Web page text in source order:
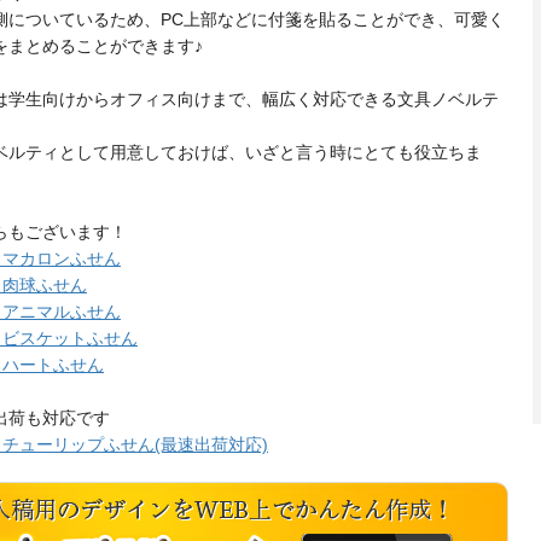
についているため、PC上部などに付箋を貼ることができ、可愛く
まとめることができます♪
学生向けからオフィス向けまで、幅広く対応できる文具ノベルテ
ルティとして用意しておけば、いざと言う時にとても役立ちま
ございます！
カロンふせん
球ふせん
ニマルふせん
スケットふせん
ートふせん
も対応です
ューリップふせん(最速出荷対応)